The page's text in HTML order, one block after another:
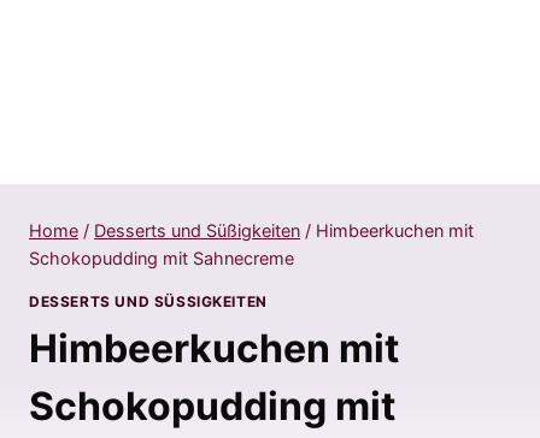
Home / Desserts und Süßigkeiten / Himbeerkuchen mit
Schokopudding mit Sahnecreme
DESSERTS UND SÜSSIGKEITEN
Himbeerkuchen mit
Schokopudding mit